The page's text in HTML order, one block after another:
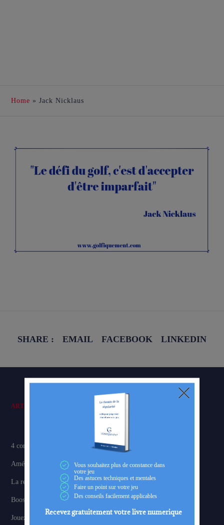
Home »Jack Nicklaus
SHARE : EMAIL FACEBOOK LINKEDIN
ARTICLES RÉCENTS
4 conseils pour mieux gérer le stress sur un parcours de golf
Améliorer votre rythme et votre tempo en compétition
La recherche de la perfection au golf
Booster votre motivation au golf – 5 conseils
Jouez libéré au golf : 3 conseils pour améliorer vos scores